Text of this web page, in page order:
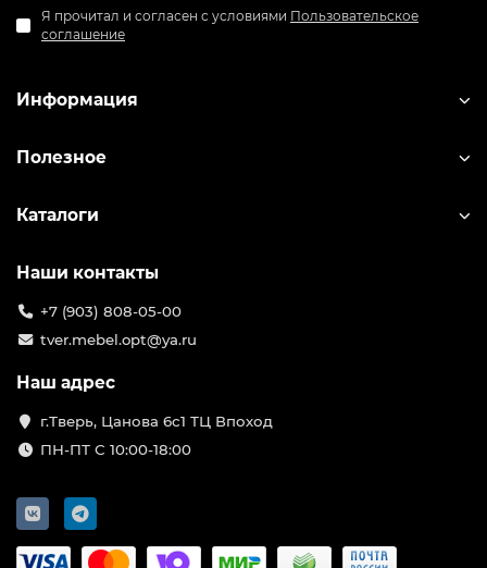
Я прочитал и согласен с условиями Пользовательское
соглашение
Информация
Полезное
Каталоги
Наши контакты
+7 (903) 808-05-00
tver.mebel.opt@ya.ru
Наш адрес
г.Тверь, Цанова 6с1 ТЦ Впоход
ПН-ПТ С 10:00-18:00